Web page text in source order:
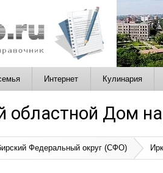
Интернет Кулинария
областной Дом
Федеральный округ (СФО)